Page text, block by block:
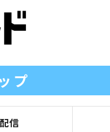
プ
信